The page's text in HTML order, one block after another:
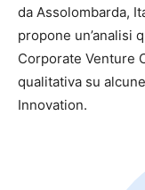
da Assolombarda,
propone un’analisi
Corporate Venture
qualitativa su
Innovation.